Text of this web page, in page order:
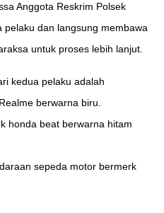
Anggota Reskrim Polsek
dan langsung membawa
untuk proses lebih lanjut.
kedua pelaku adalah
berwarna biru.
honda beat berwarna hitam
sepeda motor bermerk